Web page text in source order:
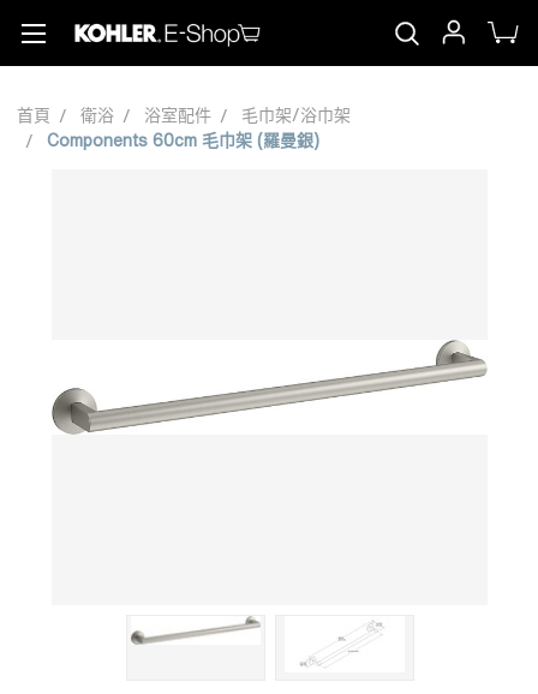
首頁 衛浴 浴室配件
毛巾架/浴巾架
Components 60cm 毛巾架 (羅曼銀)